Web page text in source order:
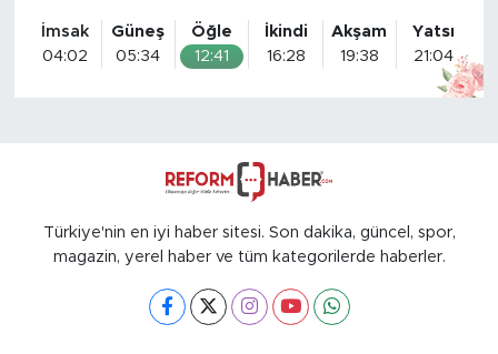
İmsak
04:02
Güneş
05:34
Öğle
12:41
İkindi
16:28
Akşam
19:38
Yatsı
21:04
Türkiye'nin en iyi haber sitesi. Son dakika, güncel, spor,
magazin, yerel haber ve tüm kategorilerde haberler.